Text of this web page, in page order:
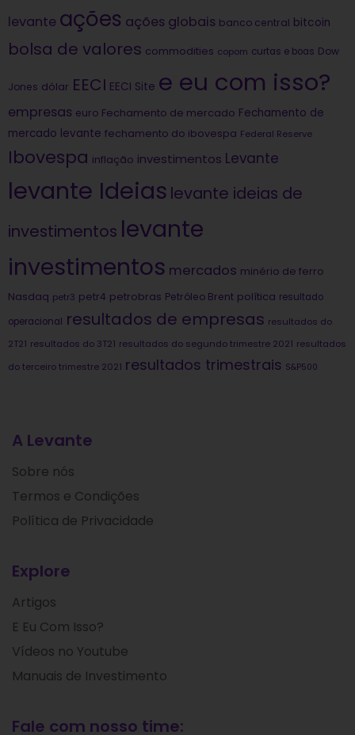
levante ações ações globais banco central bitcoin
bolsa de valores commodities copom curtas e boas Dow
Jones dólar EECI EECI Site e eu com isso?
empresas euro Fechamento de mercado Fechamento de
mercado levante fechamento do ibovespa Federal Reserve
Ibovespa inflação investimentos Levante
levante Ideias levante ideias de
investimentos levante
investimentos mercados minério de ferro
Nasdaq petr3 petr4 petrobras Petróleo Brent política resultado
operacional resultados de empresas resultados do
2T21 resultados do 3T21 resultados do segundo trimestre 2021 resultados
do terceiro trimestre 2021 resultados trimestrais S&P500
A Levante
Sobre nós
Termos e Condições
Política de Privacidade
Explore
Artigos
E Eu Com Isso?
Vídeos no Youtube
Manuais de Investimento
Fale com nosso time: